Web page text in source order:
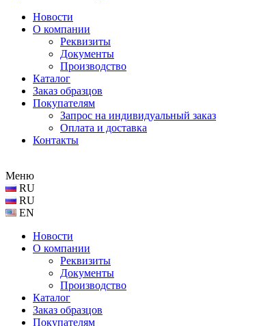
Новости
О компании
Реквизиты
Документы
Производство
Каталог
Заказ образцов
Покупателям
Запрос на индивидуальный заказ
Оплата и доставка
Контакты
Меню
RU
RU
EN
Новости
О компании
Реквизиты
Документы
Производство
Каталог
Заказ образцов
Покупателям